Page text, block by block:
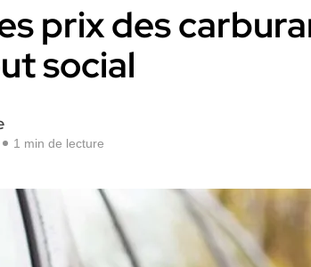
prix des
social
1 min de lecture